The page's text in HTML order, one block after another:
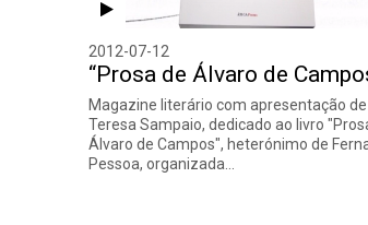
2012-07-12
“Prosa de Álvaro de
Magazine literário com apresentação de
Teresa Sampaio, dedicado ao livro
Álvaro de Campos", heterónimo de
Pessoa, organizada…